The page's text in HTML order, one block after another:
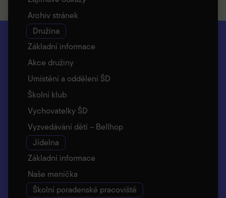
Archiv stránek
Družina
Základní informace
Akce družiny
Umístění a oddělení ŠD
Školní klub
Vychovatelky ŠD
Vyzvedávání dětí – Bellhop
Jídelna
Základní informace
Naše meníčka
Školní poradenské pracoviště